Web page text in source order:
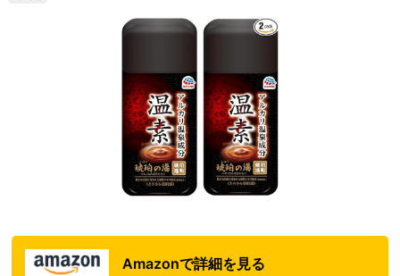
Amazonで詳細を見る